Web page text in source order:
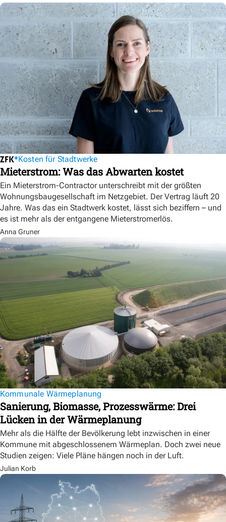
Kosten für Stadtwerke
Mieterstrom: Was das Abwarten kostet
Ein Mieterstrom-Contractor unterschreibt mit der größten
Wohnungsbaugesellschaft im Netzgebiet. Der Vertrag läuft 20
Jahre. Was das ein Stadtwerk kostet, lässt sich beziffern – und
es ist mehr als der entgangene Mieterstromerlös.
Anna Gruner
Kommunale Wärmeplanung
Sanierung, Biomasse, Prozesswärme: Drei
Lücken in der Wärmeplanung
Mehr als die Hälfte der Bevölkerung lebt inzwischen in einer
Kommune mit abgeschlossenem Wärmeplan. Doch zwei neue
Studien zeigen: Viele Pläne hängen noch in der Luft.
Julian Korb